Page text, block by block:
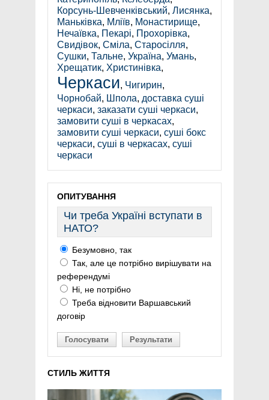
Корсунь-Шевченківський, Лисянка,
Маньківка, Мліїв, Монастирище,
Нечаївка, Пекарі, Прохорівка,
Свидівок, Сміла, Старосілля,
Сушки, Тальне, Україна, Умань,
Хрещатик, Христинівка,
Черкаси, Чигирин,
Чорнобай, Шпола, доставка суші
черкаси, заказати суші черкаси,
замовити суші в черкасах,
замовити суші черкаси, суші бокс
черкаси, суші в черкасах, суші
черкаси
ОПИТУВАННЯ
Чи треба Україні вступати в
НАТО?
Безумовно, так
Так, але це потрібно вирішувати на
референдумі
Ні, не потрібно
Треба відновити Варшавський
договір
Голосувати Результати
СТИЛЬ ЖИТТЯ